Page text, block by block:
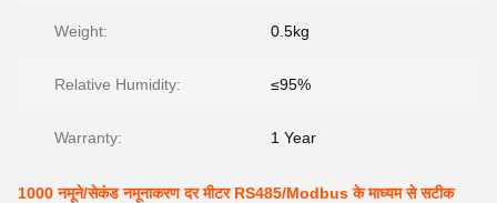
Weight: 0.5kg
Relative Humidity: ≤95%
Warranty: 1 Year
1000 नमूने/सेकंड नमूनाकरण दर मीटर RS485/Modbus के माध्यम से सटीक